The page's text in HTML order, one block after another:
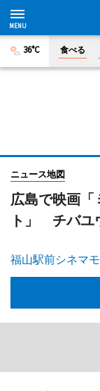
36°C 食べる
ニュース地図
広島で映画「
ト」 チバユ
福山駅前シネマ